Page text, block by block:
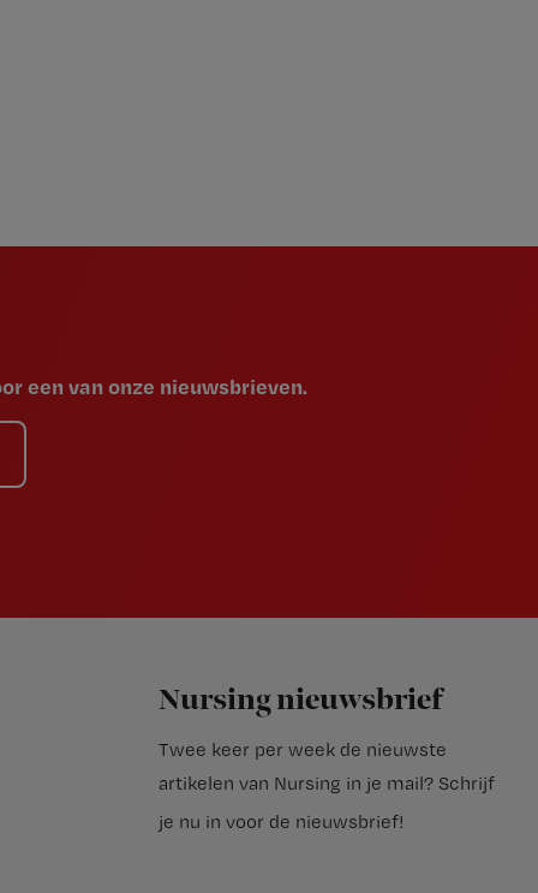
een van onze nieuwsbrieven.
Nursing nieuwsbrief
Twee keer per week de nieuwste
artikelen van Nursing in je mail? Schrijf
je nu in voor de nieuwsbrief!